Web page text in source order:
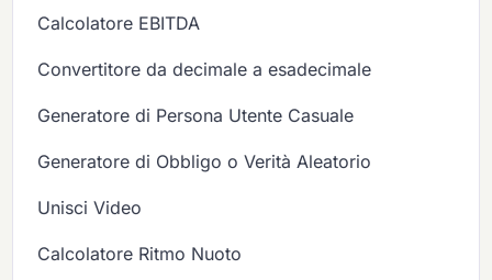
Calcolatore EBITDA
Convertitore da decimale a esadecimale
Generatore di Persona Utente Casuale
Generatore di Obbligo o Verità Aleatorio
Unisci Video
Calcolatore Ritmo Nuoto